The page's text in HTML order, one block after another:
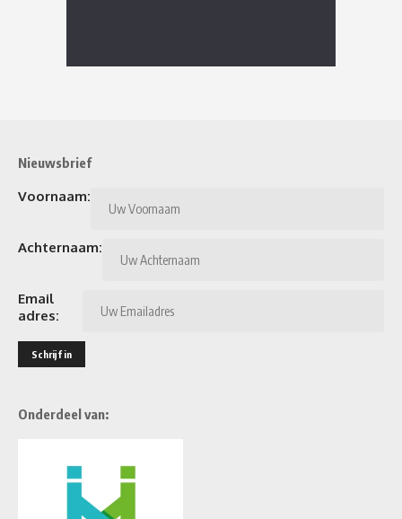
Nieuwsbrief
Voornaam:
Achternaam:
Email
adres:
Onderdeel van: